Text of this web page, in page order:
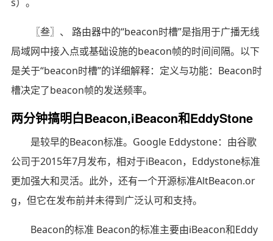
〖叁〗、 路由器中的“beacon时槽”是指用于广播无线
局域网中接入点或基础设施的beacon帧的时间间隔。以下
是关于“beacon时槽”的详细解释：定义与功能：Beacon时
槽决定了beacon帧的发送频率。
两分钟搞明白Beacon,iBeacon和EddyStone
是较早的Beacon标准。Google Eddystone：由谷歌
公司于2015年7月发布，相对于iBeacon，Eddystone标准
更加强大和灵活。此外，还有一个开源标准AltBeacon.or
g，但它在发布前并未得到广泛认可和支持。
Beacon的标准 Beacon的标准主要由iBeacon和Eddy